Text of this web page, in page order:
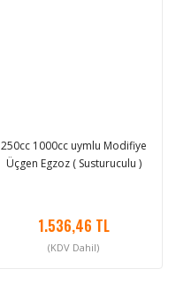
250cc 1000cc uymlu Modifiye
Üçgen Egzoz ( Susturuculu )
1.536,46 TL
(KDV Dahil)